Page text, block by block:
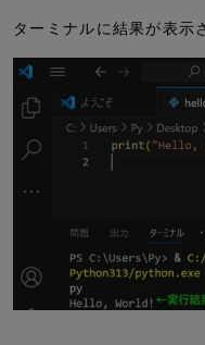
ターミナルに結果が表示